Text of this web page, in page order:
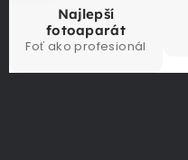
Najlepší
fotoaparát
Foť ako profesionál